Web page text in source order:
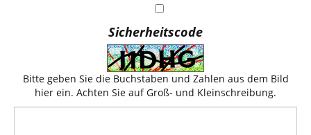
Sicherheitscode
Bitte geben Sie die Buchstaben und Zahlen aus dem Bild
hier ein. Achten Sie auf Groß- und Kleinschreibung.